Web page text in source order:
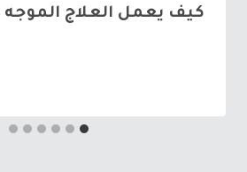
كيف يعمل العلاج الموجه